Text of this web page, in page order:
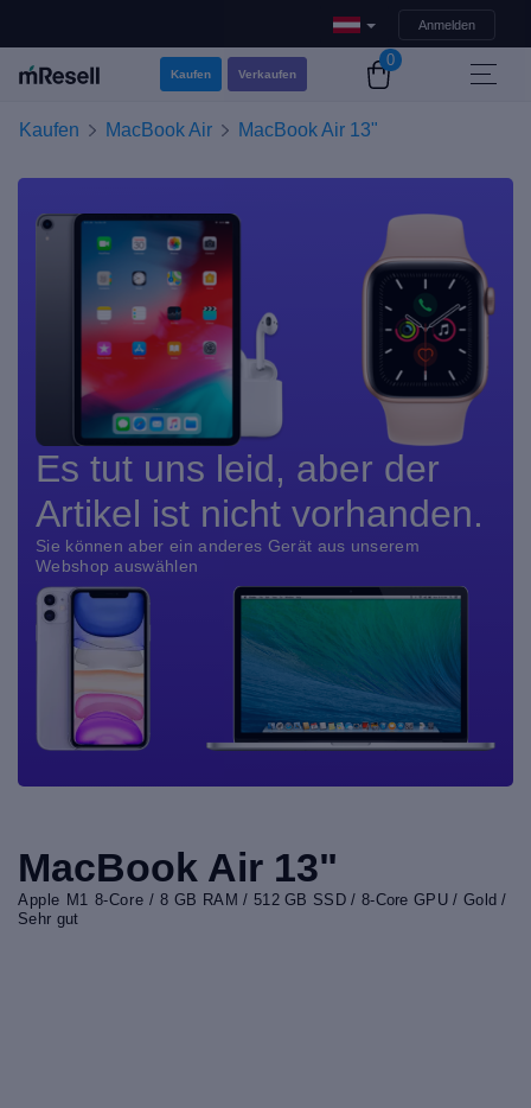
Anmelden
Kaufen Verkaufen
0
Kaufen MacBook Air MacBook Air 13"
Es tut uns leid, aber der
Artikel ist nicht vorhanden.
Sie können aber ein anderes Gerät aus unserem
Webshop auswählen
MacBook Air 13"
Apple M1 8-Core / 8 GB RAM / 512 GB SSD / 8-Core GPU / Gold /
Sehr gut